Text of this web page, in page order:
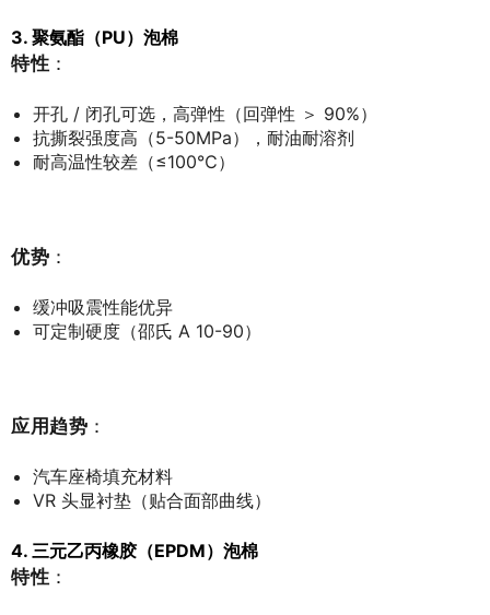
3. 聚氨酯（PU）泡棉
特性 ：
开孔 / 闭孔可选，高弹性（回弹性 ＞ 90%）
抗撕裂强度高（5-50MPa），耐油耐溶剂
耐高温性较差（≤100℃）
优势 ：
缓冲吸震性能优异
可定制硬度（邵氏 A 10-90）
应用趋势 ：
汽车座椅填充材料
VR 头显衬垫（贴合面部曲线）
4. 三元乙丙橡胶（EPDM）泡棉
特性 ：